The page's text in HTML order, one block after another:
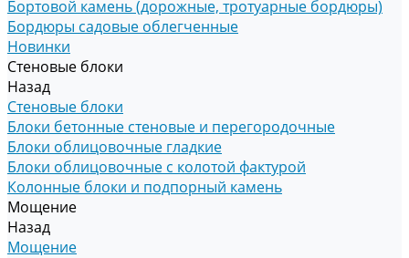
Бортовой камень (дорожные, тротуарные бордюры)
Бордюры садовые облегченные
Новинки
Стеновые блоки
Назад
Стеновые блоки
Блоки бетонные стеновые и перегородочные
Блоки облицовочные гладкие
Блоки облицовочные с колотой фактурой
Колонные блоки и подпорный камень
Мощение
Назад
Мощение